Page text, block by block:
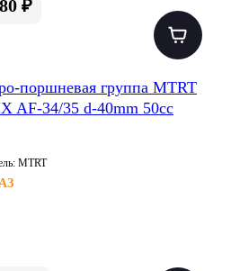
₽
поршневая группа MTRT
AF-34/35 d-40mm 50cc
MTRT